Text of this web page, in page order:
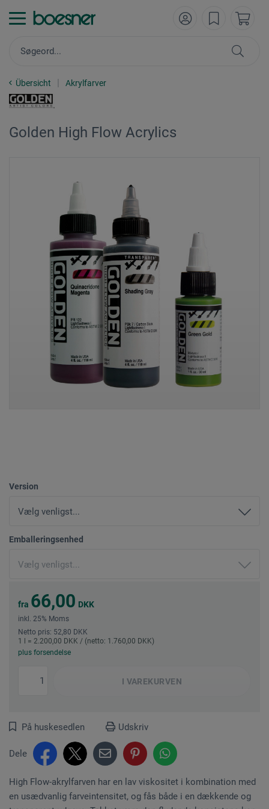
Übersicht Akrylfarver
Golden High Flow Acrylics
Version
Emballeringsenhed
fra 66,00 DKK
inkl. 25% Moms
Netto pris: 52,80 DKK
1 l = 2.200,00 DKK / (netto: 1.760,00 DKK)
plus forsendelse
I VAREKURVEN
På huskesedlen Udskriv
Dele
High Flow-akrylfarven har en lav viskositet i kombination med
en usædvanlig farveintensitet, og fås både i en dækkende og